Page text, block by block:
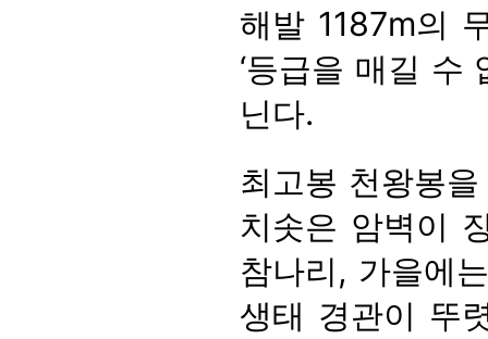
해발 1187m의
‘등급을 매길 수
닌다.
최고봉 천왕봉
치솟은 암벽이
참나리, 가을에
생태 경관이 뚜